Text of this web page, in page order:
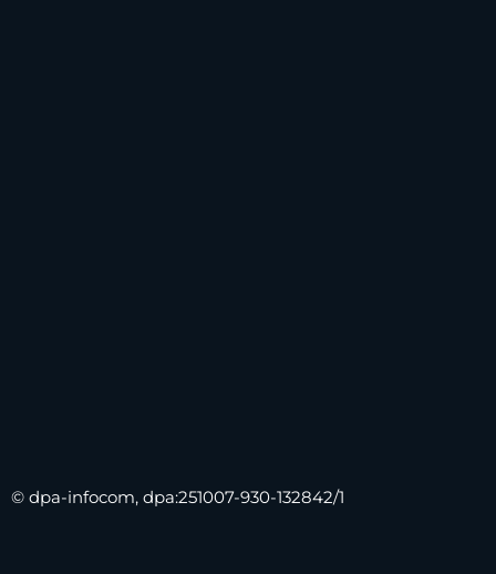
© dpa-infocom, dpa:251007-930-132842/1